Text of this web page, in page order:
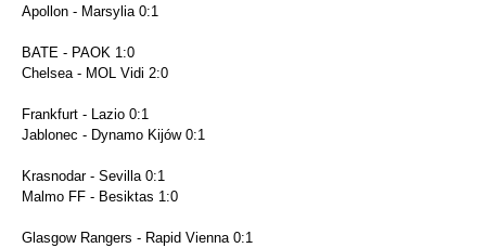
Apollon - Marsylia 0:1
BATE - PAOK 1:0
Chelsea - MOL Vidi 2:0
Frankfurt - Lazio 0:1
Jablonec - Dynamo Kijów 0:1
Krasnodar - Sevilla 0:1
Malmo FF - Besiktas 1:0
Glasgow Rangers - Rapid Vienna 0:1